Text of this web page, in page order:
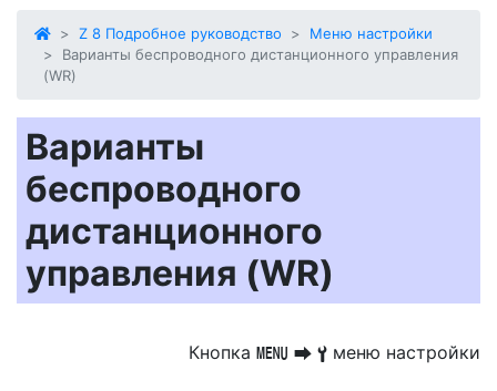
Z 8 Подробное руководство
Меню настройки
Варианты беспроводного дистанционного управления
(WR)
Варианты
беспроводного
дистанционного
управления (WR)
Кнопка G U B меню настройки